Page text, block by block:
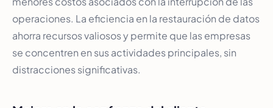
operaciones. La eficiencia en la restauración de datos
ahorra recursos valiosos y permite que las empresas
se concentren en sus actividades principales, sin
distracciones significativas.